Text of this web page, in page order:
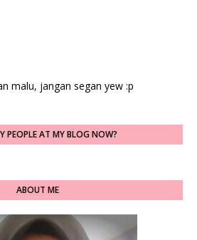
malu, jangan segan yew :p
PEOPLE AT MY BLOG NOW?
ABOUT ME